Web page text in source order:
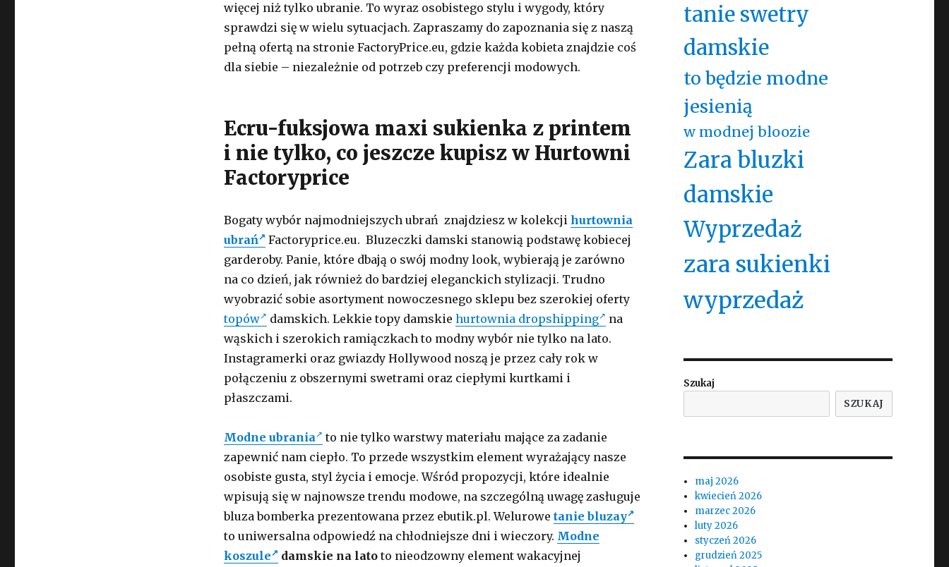
więcej niż tylko ubranie. To wyraz osobistego stylu i wygody, który
sprawdzi się w wielu sytuacjach. Zapraszamy do zapoznania się z naszą
pełną ofertą na stronie FactoryPrice.eu, gdzie każda kobieta znajdzie coś
dla siebie – niezależnie od potrzeb czy preferencji modowych.
Ecru-fuksjowa maxi sukienka z printem
i nie tylko, co jeszcze kupisz w Hurtowni
Factoryprice
Bogaty wybór najmodniejszych ubrań znajdziesz w kolekcji hurtownia
ubrań
Factoryprice.eu. Bluzeczki damski stanowią podstawę kobiecej
garderoby. Panie, które dbają o swój modny look, wybierają je zarówno
na co dzień, jak również do bardziej eleganckich stylizacji. Trudno
wyobrazić sobie asortyment nowoczesnego sklepu bez szerokiej oferty
topów
damskich. Lekkie topy damskie hurtownia dropshipping
na
wąskich i szerokich ramiączkach to modny wybór nie tylko na lato.
Instagramerki oraz gwiazdy Hollywood noszą je przez cały rok w
połączeniu z obszernymi swetrami oraz ciepłymi kurtkami i
płaszczami.
Modne ubrania
to nie tylko warstwy materiału mające za zadanie
zapewnić nam ciepło. To przede wszystkim element wyrażający nasze
osobiste gusta, styl życia i emocje. Wśród propozycji, które idealnie
wpisują się w najnowsze trendu modowe, na szczególną uwagę zasługuje
bluza bomberka prezentowana przez ebutik.pl. Welurowe tanie bluzay
to uniwersalna odpowiedź na chłodniejsze dni i wieczory. Modne
koszule
damskie na latoto nieodzowny element wakacyjnej
tanie swetry
damskie
to będzie modne
jesienią
w modnej bloozie
Zara bluzki
damskie
Wyprzedaż
zara sukienki
wyprzedaż
Szukaj
SZUKAJ
maj 2026
kwiecień 2026
marzec 2026
luty 2026
styczeń 2026
grudzień 2025